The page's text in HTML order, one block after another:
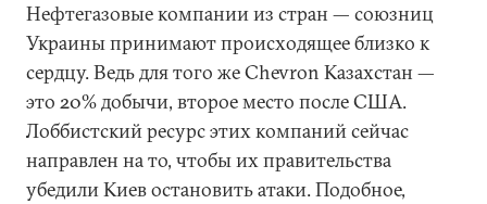
Нефтегазовые компании из стран — союзниц
Украины принимают происходящее близко к
сердцу. Ведь для того же Chevron Казахстан —
это 20% добычи, второе место после США.
Лоббистский ресурс этих компаний сейчас
направлен на то, чтобы их правительства
убедили Киев остановить атаки. Подобное,